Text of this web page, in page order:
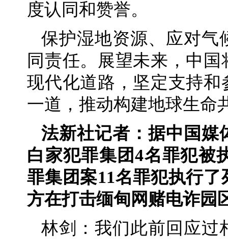
度认同和赞誉。
保护湿地资源、应对气
同责任。展望未来，中
现代化道路，坚定支持
一道，推动构建地球生命
法新社记者：据中国媒
白家犯罪集团4名罪犯被
罪集团案11名罪犯执行
方在打击缅甸网赌电诈园
林剑：我们此前回应过